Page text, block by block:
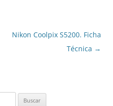
Nikon Coolpix S5200. Ficha
Técnica →